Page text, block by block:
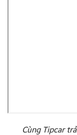
Cùng Tipcar